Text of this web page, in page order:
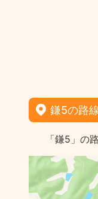
鎌5の路
「鎌5」の